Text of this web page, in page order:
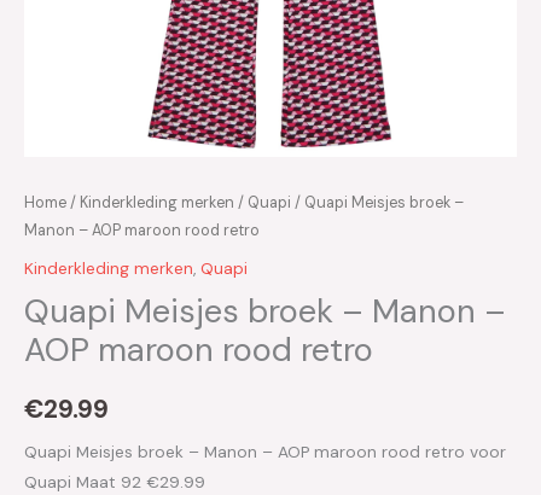
Home/ Kinderkleding merken / Quapi / Quapi Meisjes broek –
Manon – AOP maroon rood retro
Kinderkleding merken, Quapi
Quapi Meisjes broek – Manon –
AOP maroon rood retro
€29.99
Quapi Meisjes broek – Manon – AOP maroon rood retro voor
Quapi Maat 92 €29.99